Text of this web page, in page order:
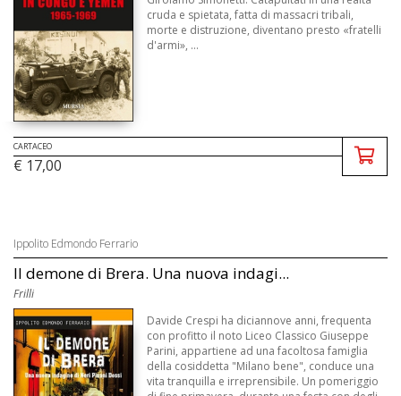
cruda e spietata, fatta di massacri tribali,
morte e distruzione, diventano presto «fratelli
d'armi», ...
CARTACEO
€ 17,00
Ippolito Edmondo Ferrario
Il demone di Brera. Una nuova indagi...
Frilli
Davide Crespi ha diciannove anni, frequenta
con profitto il noto Liceo Classico Giuseppe
Parini, appartiene ad una facoltosa famiglia
della cosiddetta "Milano bene", conduce una
vita tranquilla e irreprensibile. Un pomeriggio